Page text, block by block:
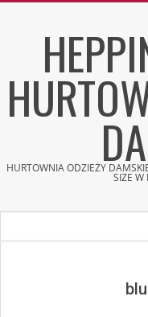
HURTOWNIA ODZIEŻY
SIZE W